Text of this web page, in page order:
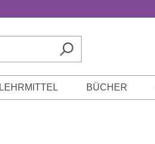
LEHRMITTEL BÜCHER